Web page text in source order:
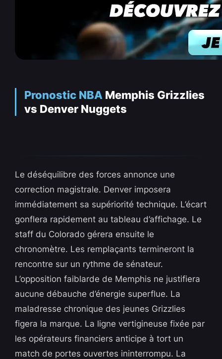
Pronostic NBA Memphis Grizzlies
vs Denver Nuggets
Le déséquilibre des forces annonce une
correction magistrale. Denver imposera
immédiatement sa supériorité technique. L’écart
gonflera rapidement au tableau d’affichage. Le
staff du Colorado gérera ensuite le
chronomètre. Les remplaçants termineront la
rencontre sur un rythme de sénateur.
L’opposition faiblarde de Memphis ne justifiera
aucune débauche d’énergie superflue. La
maladresse chronique des jeunes Grizzlies
figera la marque. La ligne vertigineuse fixée par
les opérateurs financiers anticipe à tort un
match de portes ouvertes ininterrompu. La